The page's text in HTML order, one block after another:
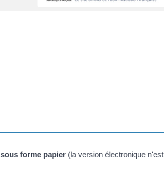
sous forme papier (la version électronique n'est